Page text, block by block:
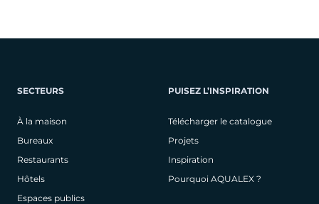
SECTEURS
À la maison
Bureaux
Restaurants
Hôtels
Espaces publics
PUISEZ L’INSPIRATION
Télécharger le catalogue
Projets
Inspiration
Pourquoi AQUALEX ?